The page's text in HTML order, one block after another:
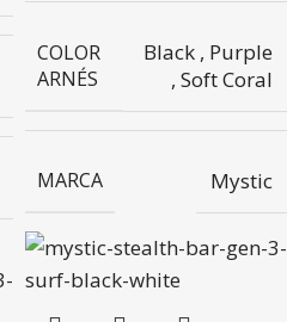
COLOR
ARNÉS
Black , Purple
, Soft Coral
MARCA Mystic